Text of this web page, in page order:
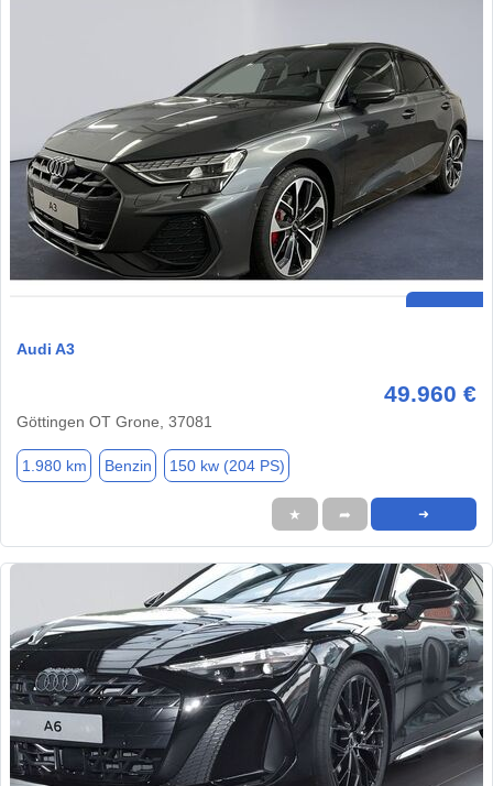
Audi A3
49.960 €
Göttingen OT Grone, 37081
1.980 km Benzin 150 kw (204 PS)
★ ➦ ➜